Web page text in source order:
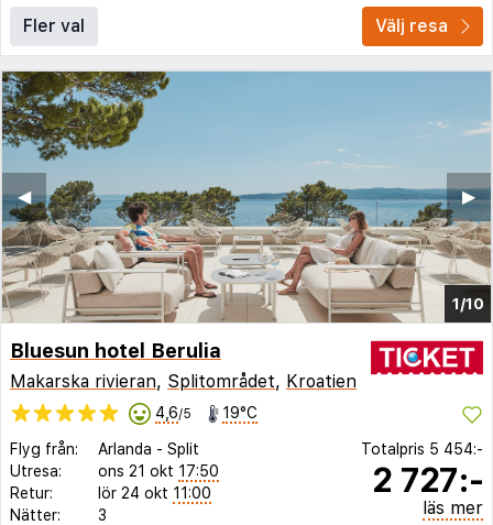
Fler val Välj resa
1/10
▶︎
◀︎
Bluesun hotel Berulia
Makarska rivieran, Splitområdet, Kroatien
4,6/5 19°C
Flyg från: Arlanda - Split
Utresa:
ons 21 okt 17:50
Retur:
lör 24 okt 11:00
Nätter:
3
Totalpris 5 454:-
2 727:-
läs mer